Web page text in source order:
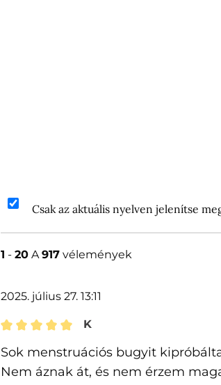
Csak az aktuális nyelven jelenítse
1 - 20 A 917 vélemények
2025. július 27. 13:11
Értékelés 5 of 5 csillagok
K
Sok menstruációs bugyit
Nem áznak át, és nem érzem